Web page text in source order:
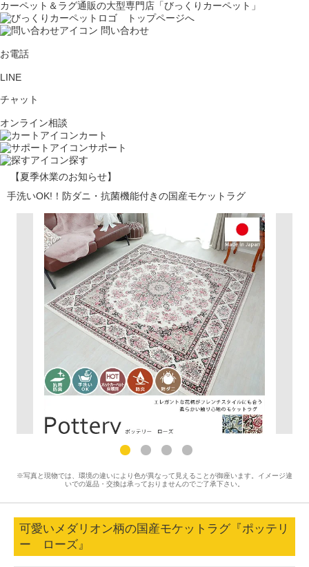
カーペット＆ラグ通販の大型専門店「びっくりカーペット」
問い合わせ
お電話
LINE
チャット
オンライン相談
カート
サポート
探す
【夏季休業のお知らせ】
手洗いOK!！防ダニ・抗菌機能付きの国産モケットラグ
※写真と現物では、環境の違いにより色が異なって見えることが御座います。イメージ違
いでの返品・交換は承っておりませんのでご了承下さい。
可愛いメダリオン柄の国産モケットラグ『ポッテリ
ー ローズ』